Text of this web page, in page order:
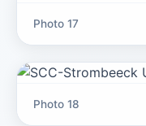
Photo 17
Photo 18